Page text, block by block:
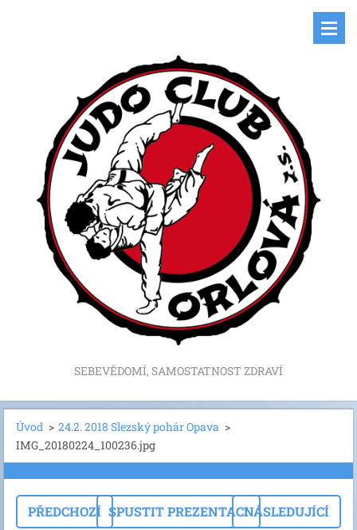
SEBEVĚDOMÍ, SAMOSTATNOST ZDRAVÍ
Úvod > 24.2. 2018 Slezský pohár Opava >
IMG_20180224_100236.jpg
PŘEDCHOZÍ SPUSTIT PREZENTACINÁSLEDUJÍCÍ